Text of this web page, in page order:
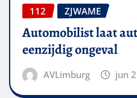
112 ZJWAME
Automobilist laat
eenzijdig ongeval
AVLimburg jun